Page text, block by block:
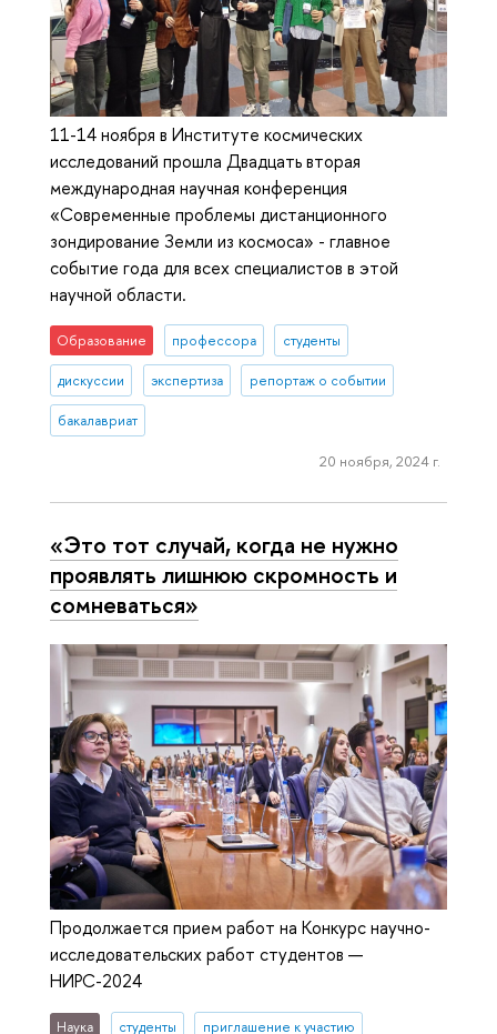
11-14 ноября в Институте космических
исследований прошла Двадцать вторая
международная научная конференция
«Современные проблемы дистанционного
зондирование Земли из космоса» - главное
событие года для всех специалистов в этой
научной области.
Образование профессора студенты
дискуссии экспертиза репортаж о событии
бакалавриат
20 ноября, 2024 г.
«Это тот случай, когда не нужно
проявлять лишнюю скромность и
сомневаться»
Продолжается прием работ на Конкурс научно-
исследовательских работ студентов —
НИРС-2024
Наука студенты приглашение к участию